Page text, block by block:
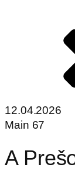
12.04.2026
Main 67
A